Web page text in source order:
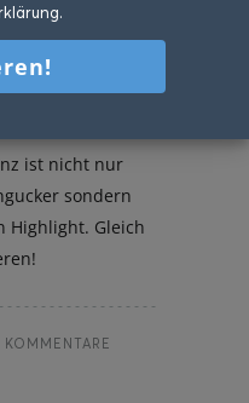
ist nicht nur
sondern
Highlight. Gleich
KOMMENTARE